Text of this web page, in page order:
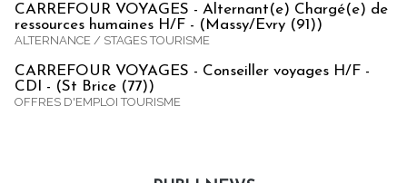
CARREFOUR VOYAGES - Alternant(e) Chargé(e) de
ressources humaines H/F - (Massy/Evry (91))
ALTERNANCE / STAGES TOURISME
CARREFOUR VOYAGES - Conseiller voyages H/F -
CDI - (St Brice (77))
OFFRES D'EMPLOI TOURISME